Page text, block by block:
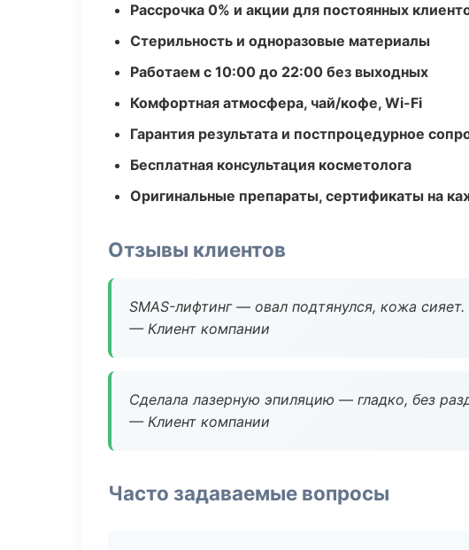
Рассрочка 0% и акции для постоянных
Стерильность и одноразовые материалы
Работаем с 10:00 до 22:00 без выходных
Комфортная атмосфера, чай/кофе, Wi-Fi
Гарантия результата и постпроцедурное
Бесплатная консультация косметолога
Оригинальные препараты, сертификаты на
Отзывы клиентов
SMAS-лифтинг — овал подтянулся, кожа
— Клиент компании
Сделала лазерную эпиляцию — гладко, без
— Клиент компании
Часто задаваемые вопросы